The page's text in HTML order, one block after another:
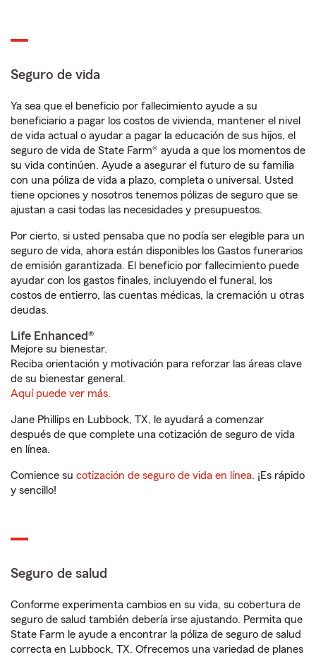
Seguro de vida
Ya sea que el beneficio por fallecimiento ayude a su
beneficiario a pagar los costos de vivienda, mantener el nivel
de vida actual o ayudar a pagar la educación de sus hijos, el
seguro de vida de State Farm® ayuda a que los momentos de
su vida continúen. Ayude a asegurar el futuro de su familia
con una póliza de vida a plazo, completa o universal. Usted
tiene opciones y nosotros tenemos pólizas de seguro que se
ajustan a casi todas las necesidades y presupuestos.
Por cierto, si usted pensaba que no podía ser elegible para un
seguro de vida, ahora están disponibles los Gastos funerarios
de emisión garantizada. El beneficio por fallecimiento puede
ayudar con los gastos finales, incluyendo el funeral, los
costos de entierro, las cuentas médicas, la cremación u otras
deudas.
Life Enhanced®
Mejore su bienestar.
Reciba orientación y motivación para reforzar las áreas clave
de su bienestar general.
Aquí puede ver más.
Jane Phillips en Lubbock, TX, le ayudará a comenzar
después de que complete una cotización de seguro de vida
en línea.
Comience su cotización de seguro de vida en línea. ¡Es rápido
y sencillo!
Seguro de salud
Conforme experimenta cambios en su vida, su cobertura de
seguro de salud también debería irse ajustando. Permita que
State Farm le ayude a encontrar la póliza de seguro de salud
correcta en Lubbock, TX. Ofrecemos una variedad de planes